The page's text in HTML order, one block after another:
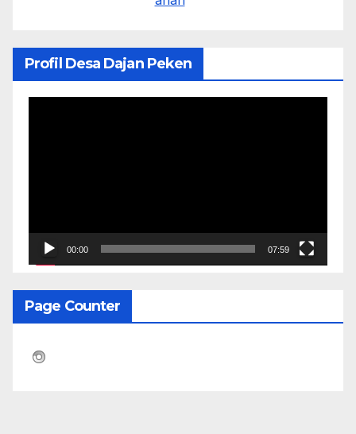
Profil Desa Dajan Peken
00:00 07:59
Page Counter